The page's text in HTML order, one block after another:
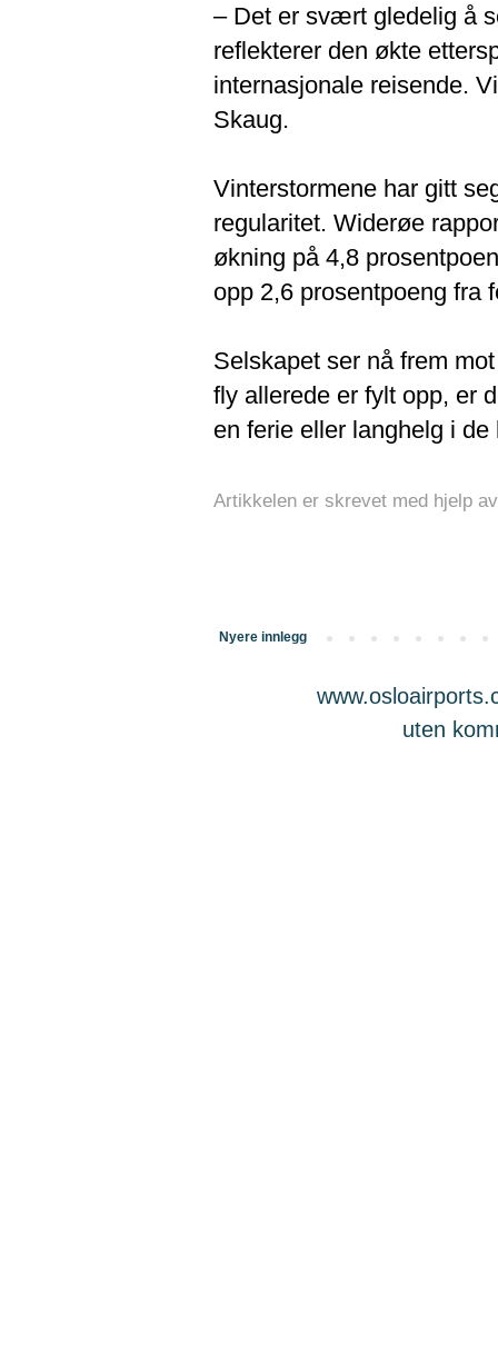
– Det er svært gledelig å
reflekterer den økte
internasjonale reisende.
Skaug.
Vinterstormene har gitt
regularitet. Widerøe
økning på 4,8
opp 2,6 prosentpoeng fra
Selskapet ser nå frem
fly allerede er fylt opp, er
en ferie eller langhelg i
Artikkelen er skrevet med hjelp
Nyere innlegg
uten